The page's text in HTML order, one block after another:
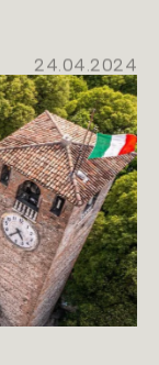
24.04.2024